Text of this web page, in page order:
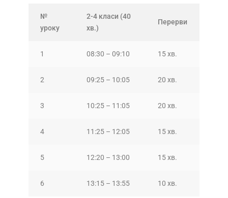
№
уроку
2-4 класи (40
хв.)
Перерви
1 08:30 – 09:10 15 хв.
2 09:25 – 10:05 20 хв.
3 10:25 – 11:05 20 хв.
4 11:25 – 12:05 15 хв.
5 12:20 – 13:00 15 хв.
6 13:15 – 13:55 10 хв.